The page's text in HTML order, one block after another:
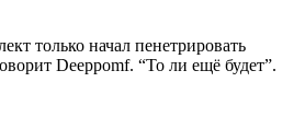
только начал пенетрировать
Deeppomf. “То ли ещё будет”.